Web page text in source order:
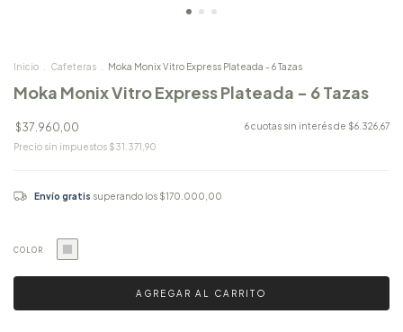
Inicio Cafeteras Moka Monix Vitro Express Plateada - 6 Tazas
Moka Monix Vitro Express Plateada - 6 Tazas
$37.960,00 6cuotas sin interés de $6.326,67
Precio sin impuestos $31.371,90
Envío gratis superando los $170.000,00
COLOR